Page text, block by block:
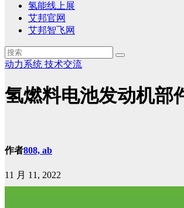
氢能线上展
艾邦官网
艾邦智飞网
动力系统 技术交流
氢燃料电池发动机部
作者808, ab
11 月 11, 2022